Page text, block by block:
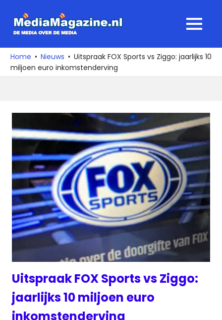
naar
media
over
de
MENU
Home Nieuws
Uitspraak FOX Sports vs Ziggo: jaarlijks 10
miljoen euro inkomstenderving
Uitspraak FOX Sports vs Ziggo:
jaarlijks 10 miljoen euro
inkomstenderving